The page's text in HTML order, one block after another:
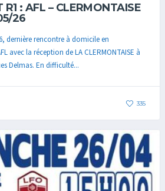
: AFL – CLERMONTAISE
26
dernière rencontre à domicile en
avec la réception de LA CLERMONTAISE à
Delmas. En difficulté...
335